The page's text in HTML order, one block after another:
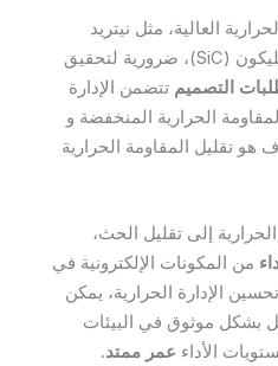
العالية، مثل نيتريد
الغاليوم (GaN) وكربيد السيليكون (SiC)، ضرورية لتحقيق
التصميم تتضمن الإدارة
الحرارية المنخفضة و
هو تقليل المقاومة الحرارية
إلى تقليل الحث،
من المكونات الإلكترونية في
الإدارة الحرارية، يمكن
بشكل موثوق في البيئات
الأداء عمر ممتد.